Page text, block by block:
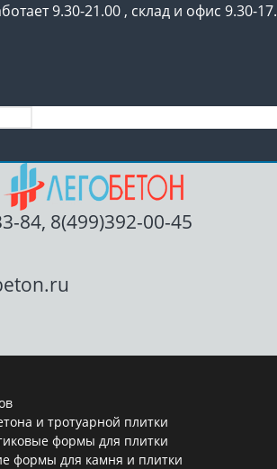
9.30-21.00 , склад и офис 9.30-
84, 8(499)392-00-45
и тротуарной плитки
формы для плитки
формы для камня и плитки